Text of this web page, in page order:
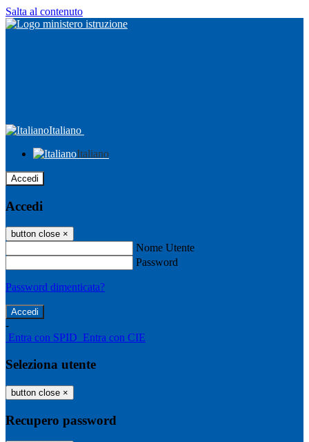
Salta al contenuto
Italiano
Italiano
Accedi
Accedi
button close ×
Nome Utente
Password
Password dimenticata?
-
Entra con SPID Entra con CIE
Seleziona utente
button close ×
Recupero password